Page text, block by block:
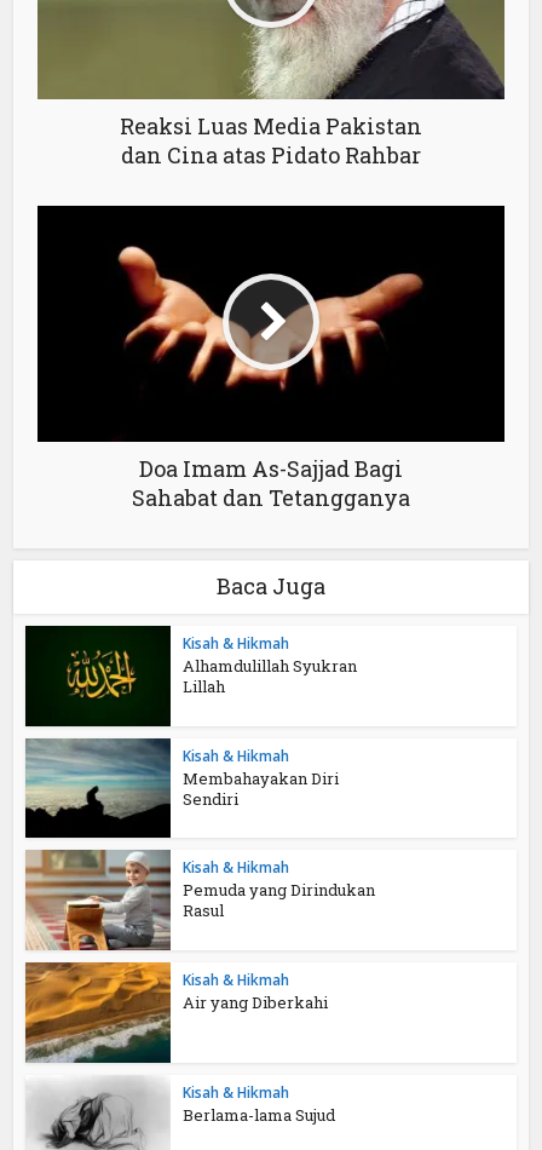
Reaksi Luas Media Pakistan
dan Cina atas Pidato Rahbar
Doa Imam As-Sajjad Bagi
Sahabat dan Tetangganya
Baca Juga
Kisah & Hikmah
Alhamdulillah Syukran
Lillah
Kisah & Hikmah
Membahayakan Diri
Sendiri
Kisah & Hikmah
Pemuda yang Dirindukan
Rasul
Kisah & Hikmah
Air yang Diberkahi
Kisah & Hikmah
Berlama-lama Sujud